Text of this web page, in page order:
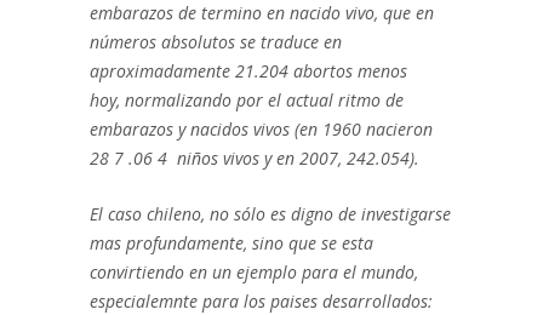
embarazos de termino en nacido vivo, que en
números absolutos se traduce en
aproximadamente 21.204 abortos menos
hoy, normalizando por el actual ritmo de
embarazos y nacidos vivos (en 1960 nacieron
28 7 .06 4 niños vivos y en 2007, 242.054).
El caso chileno, no sólo es digno de investigarse
mas profundamente, sino que se esta
convirtiendo en un ejemplo para el mundo,
especialemnte para los paises desarrollados: